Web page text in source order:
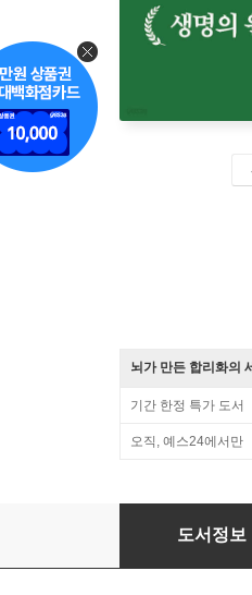
뇌가 만든 합리화의
기간 한정 특가 도서
오직, 예스24에서만
생각하는 청소
도서정보